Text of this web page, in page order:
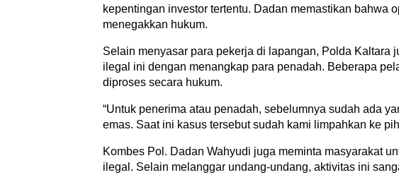
kepentingan investor tertentu. Dadan memastikan bahwa
menegakkan hukum.
Selain menyasar para pekerja di lapangan, Polda Kaltara
ilegal ini dengan menangkap para penadah. Beberapa
diproses secara hukum.
“Untuk penerima atau penadah, sebelumnya sudah ada
emas. Saat ini kasus tersebut sudah kami limpahkan ke
Kombes Pol. Dadan Wahyudi juga meminta masyarakat
ilegal. Selain melanggar undang-undang, aktivitas ini